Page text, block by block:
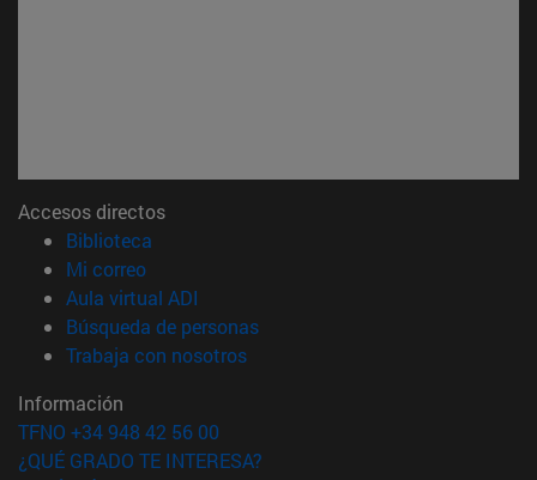
Accesos directos
Biblioteca
Mi correo(abre en nueva ventana)
Aula virtual ADI
Búsqueda de personas(abre en nueva ventana)
Trabaja con nosotros(abre en nueva ventana)
Información
TFNO +34 948 42 56 00
¿QUÉ GRADO TE INTERESA?